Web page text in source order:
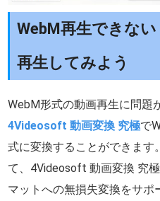
WebM再生できな
再生してみよう
WebM形式の動画再生に問題
4Videosoft 動画変換 究極で
式に変換することができます
て、4Videosoft 動画変換 究
マットへの無損失変換をサポ